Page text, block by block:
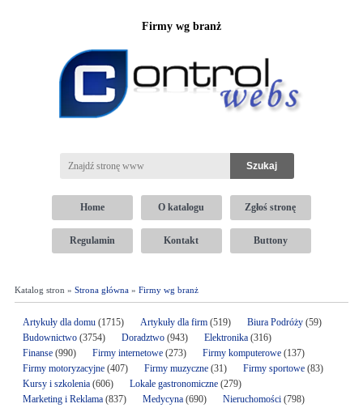
Firmy wg branż
Home O katalogu Zgłoś stronę
Regulamin Kontakt Buttony
Katalog stron » Strona główna» Firmy wg branż
Artykuły dla domu(1715) Artykuły dla firm(519) Biura Podróży(59)
Budownictwo(3754) Doradztwo(943) Elektronika (316)
Finanse(990) Firmy internetowe (273) Firmy komputerowe(137)
Firmy motoryzacyjne(407) Firmy muzyczne(31) Firmy sportowe(83)
Kursy i szkolenia(606) Lokale gastronomiczne(279)
Marketing i Reklama(837) Medycyna(690) Nieruchomości(798)